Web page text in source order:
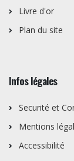
Livre d'or
Plan du site
Infos légales
Securité et
Mentions
Accessibilité